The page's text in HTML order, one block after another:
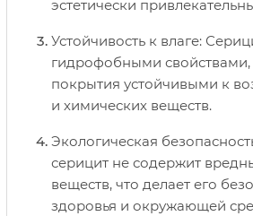
эстетически
Устойчивость к влаге:
гидрофобными свойствами,
покрытия устойчивыми к
и химических веществ.
Экологическая
серицит не содержит
веществ, что делает его
здоровья и окружающей